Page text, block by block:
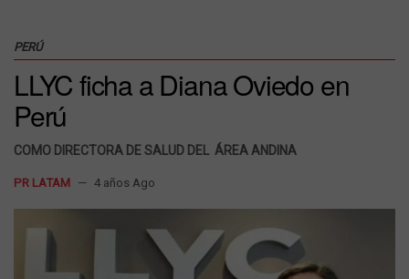
PERÚ
LLYC ficha a Diana Oviedo en
Perú
COMO DIRECTORA DE SALUD DEL ÁREA ANDINA
PR LATAM 4 años Ago